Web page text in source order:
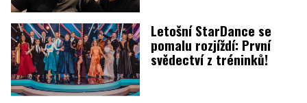
Letošní StarDance se
pomalu rozjíždí: První
svědectví z tréninků!